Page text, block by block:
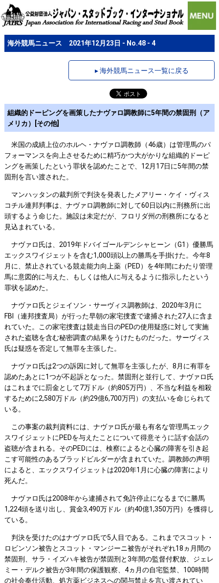
海外競馬ニュース 2021年12月23日 - No.48 - 4
▸ 海外競馬ニュース一覧に戻る
組織的ドーピングを画策したナヴァロ調教師に5年間の禁固刑（ア
メリカ）[その他]
米国の成績上位のホルヘ・ナヴァロ調教師（46歳）は管理馬のパ
フォーマンスを向上させるために精巧かつ大がかりな組織的ドーピ
ングを画策したという罪状を認めたことで、12月17日に5年間の禁
固刑を言い渡された。
マンハッタンの裁判所で判決を発表したメアリー・ケイ・ヴィス
コチル連邦判事は、ナヴァロ調教師に対して60日以内に刑務所に出
頭するよう命じた。施設は未定だが、フロリダ州の刑務所になると
見込まれている。
ナヴァロ氏は、2019年ドバイゴールデンシャヒーン（G1）優勝馬
エックスワイジェットを含む1,000頭以上の勝馬を手掛けた。今年8
月に、禁止されている競走能力向上薬（PED）を4年間にわたり管理
馬に意図的に与えた、もしくは他人に与えるように指示したという
罪状を認めた。
ナヴァロ氏とジェイソン・サーヴィス調教師は、2020年3月に
FBI（連邦捜査局）が行った早朝の家宅捜査で逮捕された27人に含ま
れていた。この家宅捜査は競走当日のPEDの使用疑惑に対して実施
された盗聴を含む秘密調査の結果をうけたものだった。サーヴィス
氏は疑惑を否定して無罪を主張した。
ナヴァロ氏は2つの訴因に対して無罪を主張したが、8月に有罪を
認めたあとに1つが不起訴となった。禁固刑と並行して、ナヴァロ氏
はこれまでに罰金として7万ドル（約805万円）、不当な利益を相殺
するために2,580万ドル（約29億6,700万円）の支払いを命じられて
いる。
この事案の裁判資料には、ナヴァロ氏が最も有名な管理馬エック
スワイジェットにPEDを与えたことについて得意そうに話す会話の
盗聴が含まれる。そのPEDには、検察によると心臓の障害を引き起
こす可能性のあるブラッドビルダーが含まれていた。調教師の声明
によると、エックスワイジェットは2020年1月に心臓の障害により
死んだ。
ナヴァロ氏は2008年から逮捕されて免許停止になるまでに勝馬
1,224頭を送り出し、賞金3,490万ドル（約40億1,350万円）を獲得し
ている。
判決を受けたのはナヴァロ氏で5人目である。これまでスコット・
ロビンソン被告とスコット・マンジーニ被告がそれぞれ18ヵ月間の
禁固刑、サラ・イズハキ被告が禁固刑と3年間の監督付釈放、ジェレ
ミー・デルク被告が3年間の保護観察、4ヵ月の自宅監禁、100時間
の社会奉仕活動、処方薬ビジネスへの関与禁止を言い渡されてい